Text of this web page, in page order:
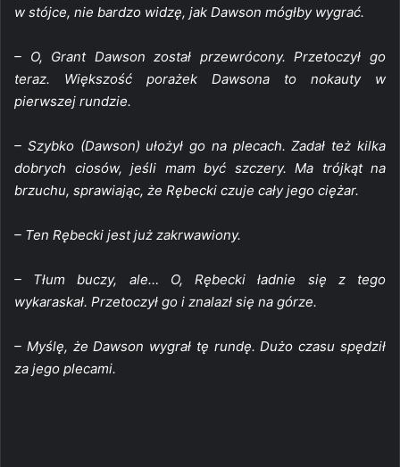
w stójce, nie bardzo widzę, jak Dawson mógłby wygrać.
– O, Grant Dawson został przewrócony. Przetoczył go
teraz. Większość porażek Dawsona to nokauty w
pierwszej rundzie.
– Szybko (Dawson) ułożył go na plecach. Zadał też kilka
dobrych ciosów, jeśli mam być szczery. Ma trójkąt na
brzuchu, sprawiając, że Rębecki czuje cały jego ciężar.
– Ten Rębecki jest już zakrwawiony.
– Tłum buczy, ale… O, Rębecki ładnie się z tego
wykaraskał. Przetoczył go i znalazł się na górze.
– Myślę, że Dawson wygrał tę rundę. Dużo czasu spędził
za jego plecami.